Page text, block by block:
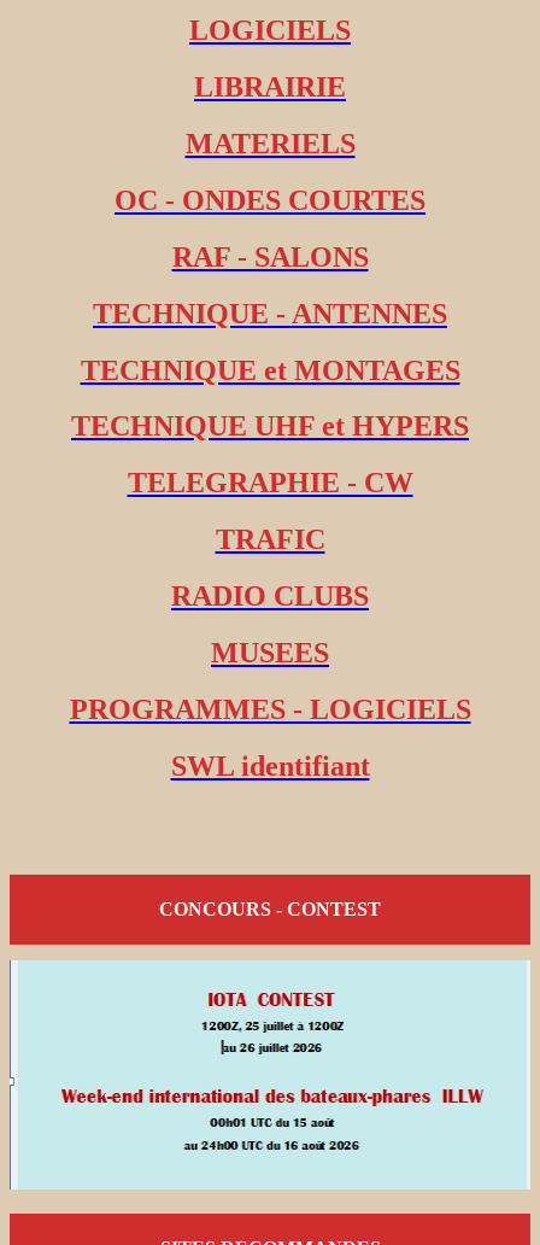
LOGICIELS
LIBRAIRIE
MATERIELS
OC - ONDES COURTES
RAF - SALONS
TECHNIQUE - ANTENNES
TECHNIQUE et MONTAGES
TECHNIQUE UHF et HYPERS
TELEGRAPHIE - CW
TRAFIC
RADIO CLUBS
MUSEES
PROGRAMMES - LOGICIELS
SWL identifiant
CONCOURS - CONTEST